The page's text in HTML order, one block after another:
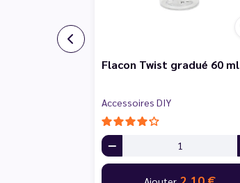
Flacon Twist gradué 60 ml
Accessoires DIY